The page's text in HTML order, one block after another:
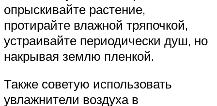
опрыскивайте растение,
протирайте влажной тряпочкой,
устраивайте периодически душ, но
накрывая землю пленкой.
Также советую использовать
увлажнители воздуха в